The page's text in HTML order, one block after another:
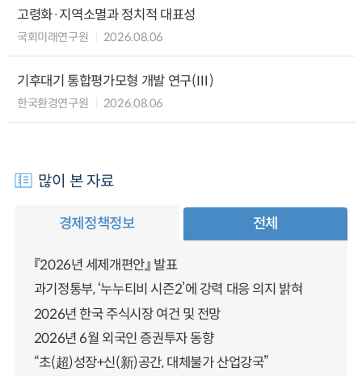
고령화·지역소멸과 정치적 대표성
국회미래연구원 2026.08.06
기후대기 통합평가모형 개발 연구(Ⅲ)
한국환경연구원 2026.08.06
많이 본 자료
경제정책정보 전체
『2026년 세제개편안』 발표
과기정통부, ‘누누티비 시즌2’에 강력 대응 의지 밝혀
2026년 한국 주식시장 여건 및 전망
2026년 6월 외국인 증권투자 동향
“초(超)성장+신(新)공간, 대체불가 산업강국”